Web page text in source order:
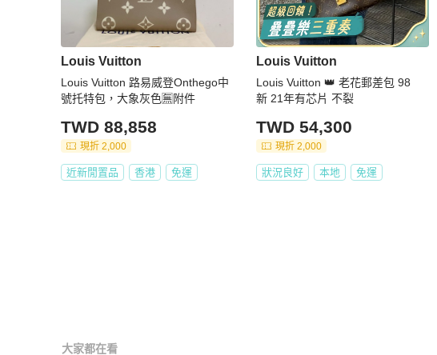
Louis Vuitton
Louis Vuitton 路易威登Onthego中
號托特包，大象灰色🈚附件
TWD 88,858
現折 2,000
近新閒置品 香港 免運
Louis Vuitton
Louis Vuitton 👑 老花郵差包 98
新 21年有芯片 不裂
TWD 54,300
現折 2,000
狀況良好 本地 免運
大家都在看